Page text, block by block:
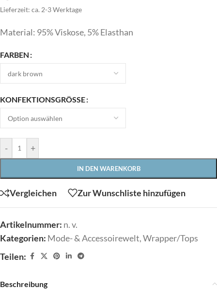
Lieferzeit: ca. 2-3 Werktage
Material: 95% Viskose, 5% Elasthan
FARBEN
KONFEKTIONSGRÖSSE
- +
IN DEN WARENKORB
Vergleichen Zur Wunschliste hinzufügen
Artikelnummer: n. v.
Kategorien: Mode- & Accessoirewelt,Wrapper/Tops
Teilen:
Beschreibung